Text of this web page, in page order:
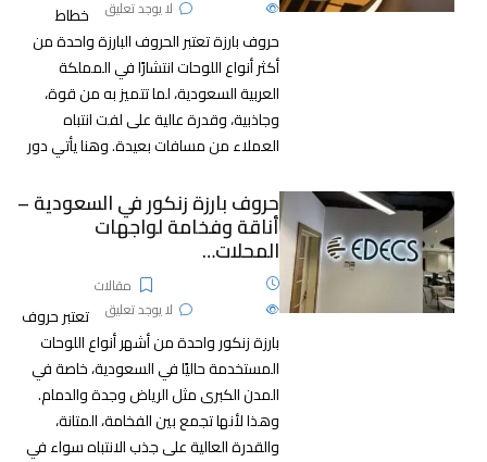
لا يوجد تعليق
خطاط
حروف بارزة تعتبر الحروف البارزة واحدة من
أكثر أنواع اللوحات انتشارًا في المملكة
العربية السعودية، لما تتميز به من قوة،
وجاذبية، وقدرة عالية على لفت انتباه
العملاء من مسافات بعيدة. وهنا يأتي دور
حروف بارزة زنكور في السعودية –
أناقة وفخامة لواجهات
المحلات…
مقالات
لا يوجد تعليق
تعتبر حروف
بارزة زنكور واحدة من أشهر أنواع اللوحات
المستخدمة حاليًا في السعودية، خاصة في
المدن الكبرى مثل الرياض وجدة والدمام.
وهذا لأنها تجمع بين الفخامة، المتانة،
والقدرة العالية على جذب الانتباه سواء في